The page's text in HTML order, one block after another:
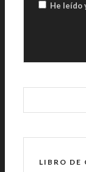
He leído
LIBRO DE